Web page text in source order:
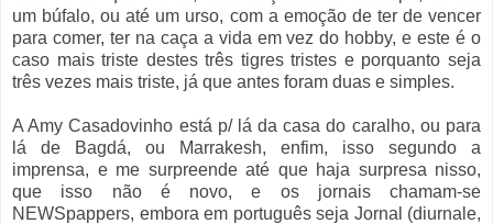
um búfalo, ou até um urso, com a emoção de ter de vencer
para comer, ter na caça a vida em vez do hobby, e este é o
caso mais triste destes três tigres tristes e porquanto seja
três vezes mais triste, já que antes foram duas e simples.
A Amy Casadovinho está p/ lá da casa do caralho, ou para
lá de Bagdá, ou Marrakesh, enfim, isso segundo a
imprensa, e me surpreende até que haja surpresa nisso,
que isso não é novo, e os jornais chamam-se
NEWSpappers, embora em português seja Jornal (diurnale,